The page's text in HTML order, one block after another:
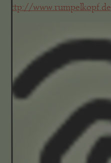
http://www.rumpelkopf.de